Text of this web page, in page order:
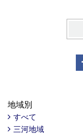
地域別
すべて
三河地域